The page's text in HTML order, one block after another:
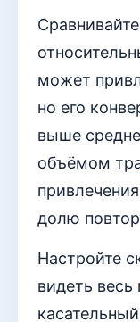
может
но его
выше
объёмом
долю
Настройте
видеть весь